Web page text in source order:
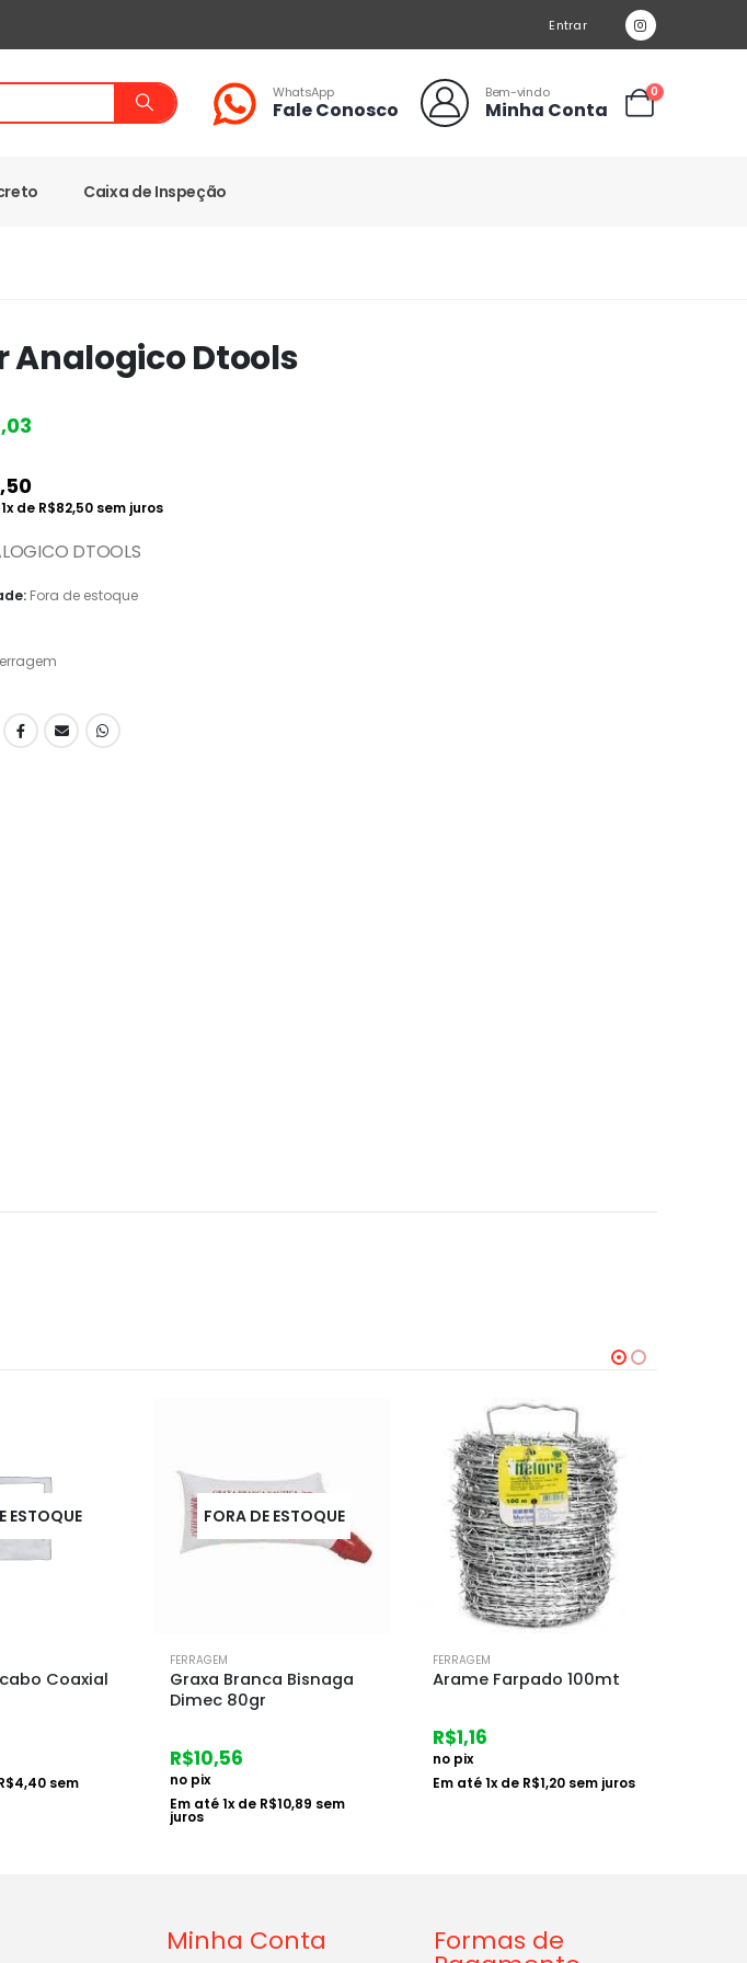
Entrar
WhatsApp
Fale Conosco
Bem-vindo
Minha Conta
0
Caixa de Inspeção
Analogico Dtools
1x de R$82,50 sem juros
DTOOLS
Fora de estoque
ESTOQUE
Coaxial
4,40 sem
FORA DE ESTOQUE
FERRAGEM
Graxa Branca Bisnaga
Dimec 80gr
R$10,56
no pix
Em até1x de R$10,89 sem
juros
FERRAGEM
Arame Farpado 100mt
R$1,16
no pix
Em até1x de R$1,20 sem juros
Minha Conta Formas de